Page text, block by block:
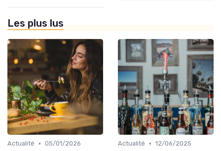
Les plus lus
Actualité • 05/01/2026
Actualité • 12/06/2025